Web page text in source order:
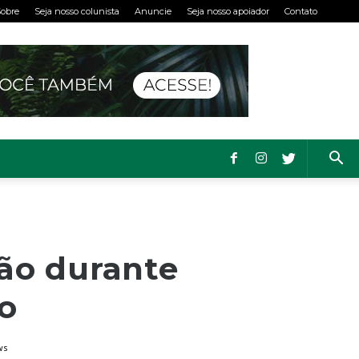
Seja nosso colunista Anuncie Seja nosso apoiador Contato
durante